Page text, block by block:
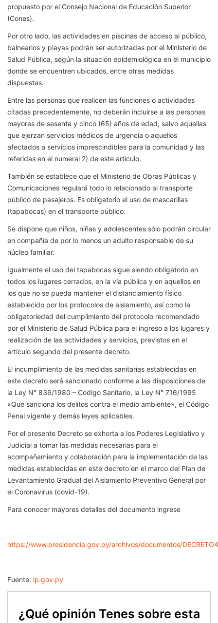
propuesto por el Consejo Nacional de Educación Superior
(Cones).
Por otro lado, las actividades en piscinas de acceso al público,
balnearios y playas podrán ser autorizadas por el Ministerio de
Salud Pública, según la situación epidemiológica en el municipio
donde se encuentren ubicados, entre otras medidas
dispuestas.
Entre las personas que realicen las funciones o actividades
citadas precedentemente, no deberán incluirse a las personas
mayores de sesenta y cinco (65) años de edad, salvo aquellas
que ejerzan servicios médicos de urgencia o aquellos
afectados a servicios imprescindibles para la comunidad y las
referidas en el numeral 2) de este artículo.
También se establece que el Ministerio de Obras Públicas y
Comunicaciones regulará todo lo relacionado al transporte
público de pasajeros. Es obligatorio el uso de mascarillas
(tapabocas) en el transporte público.
Se dispone que niños, niñas y adolescentes sólo podrán circular
en compañía de por lo menos un adulto responsable de su
núcleo familiar.
Igualmente el uso del tapabocas sigue siendo obligatorio en
todos los lugares cerrados, en la vía pública y en aquellos en
los que no se pueda mantener el distanciamiento físico
establecido por los protocolos de aislamiento, así como la
obligatoriedad del cumplimiento del protocolo recomendado
por el Ministerio de Salud Pública para el ingreso a los lugares y
realización de las actividades y servicios, previstos en el
artículo segundo del presente decreto.
El incumplimiento de las medidas sanitarias establecidas en
este decreto será sancionado conforme a las disposiciones de
la Ley N° 836/1980 – Código Sanitario, la Ley N° 716/1995
«Que sanciona los delitos contra el medio ambiente», el Código
Penal vigente y demás leyes aplicables.
Por el presente Decreto se exhorta a los Poderes Legislativo y
Judicial a tomar las medidas necesarias para el
acompañamiento y colaboración para la implementación de las
medidas establecidas en este decreto en el marco del Plan de
Levantamiento Gradual del Aislamiento Preventivo General por
el Coronavirus (covid-19).
Para conocer mayores detalles del documento ingrese
https://www.presidencia.gov.py/archivos/documentos/
Fuente: ip.gov.py
¿Qué opinión Tenes sobre esta